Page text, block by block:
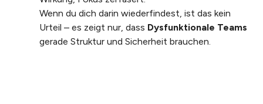
Wenn du dich darin wiederfindest, ist das kein
Urteil – es zeigt nur, dass Dysfunktionale Teams
gerade Struktur und Sicherheit brauchen.